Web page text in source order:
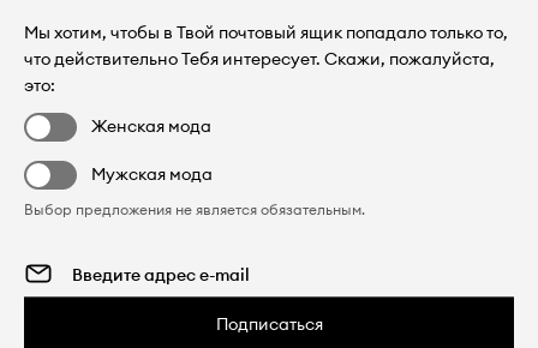
Мы хотим, чтобы в Твой почтовый ящик попадало только то,
что действительно Тебя интересует. Скажи, пожалуйста,
это:
Женская мода
Мужская мода
Выбор предложения не является обязательным.
Подписаться